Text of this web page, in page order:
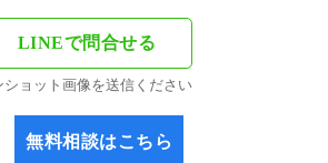
LINEで問合せる
ョット画像を送信ください
無料相談はこちら